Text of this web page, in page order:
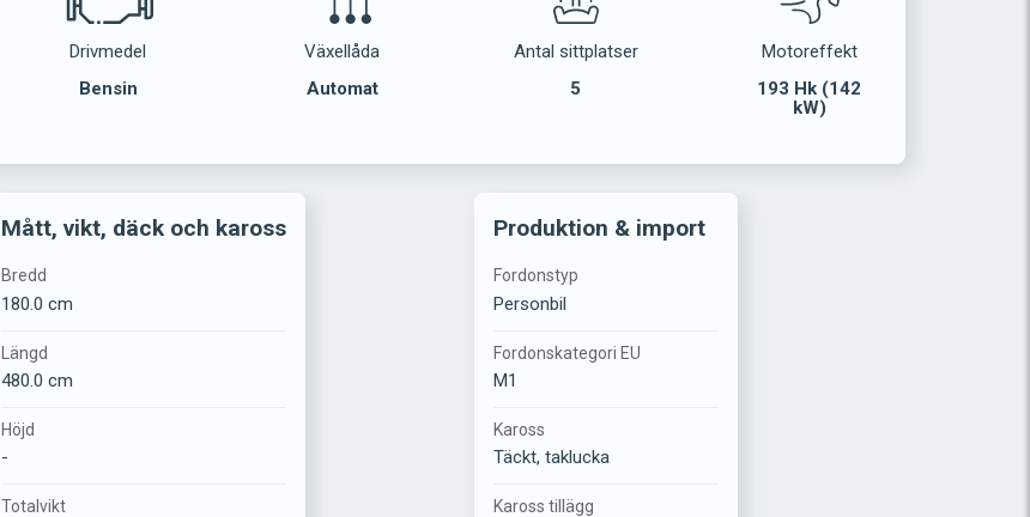
Drivmedel
Bensin
Växellåda
Automat
Antal sittplatser
5
Motoreffekt
193 Hk (142
kW)
Mått, vikt, däck och kaross
Bredd
180.0 cm
Längd
480.0 cm
Höjd
-
Totalvikt
Produktion & import
Fordonstyp
Personbil
Fordonskategori EU
M1
Kaross
Täckt, taklucka
Kaross tillägg